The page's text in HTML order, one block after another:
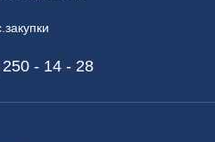
- 14 - 28